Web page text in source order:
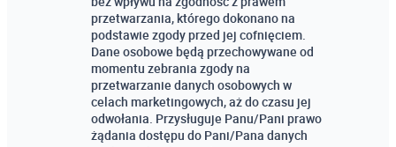
przetwarzania, którego dokonano na
podstawie zgody przed jej cofnięciem.
Dane osobowe będą przechowywane od
momentu zebrania zgody na
przetwarzanie danych osobowych w
celach marketingowych, aż do czasu jej
odwołania. Przysługuje Panu/Pani prawo
żądania dostępu do Pani/Pana danych